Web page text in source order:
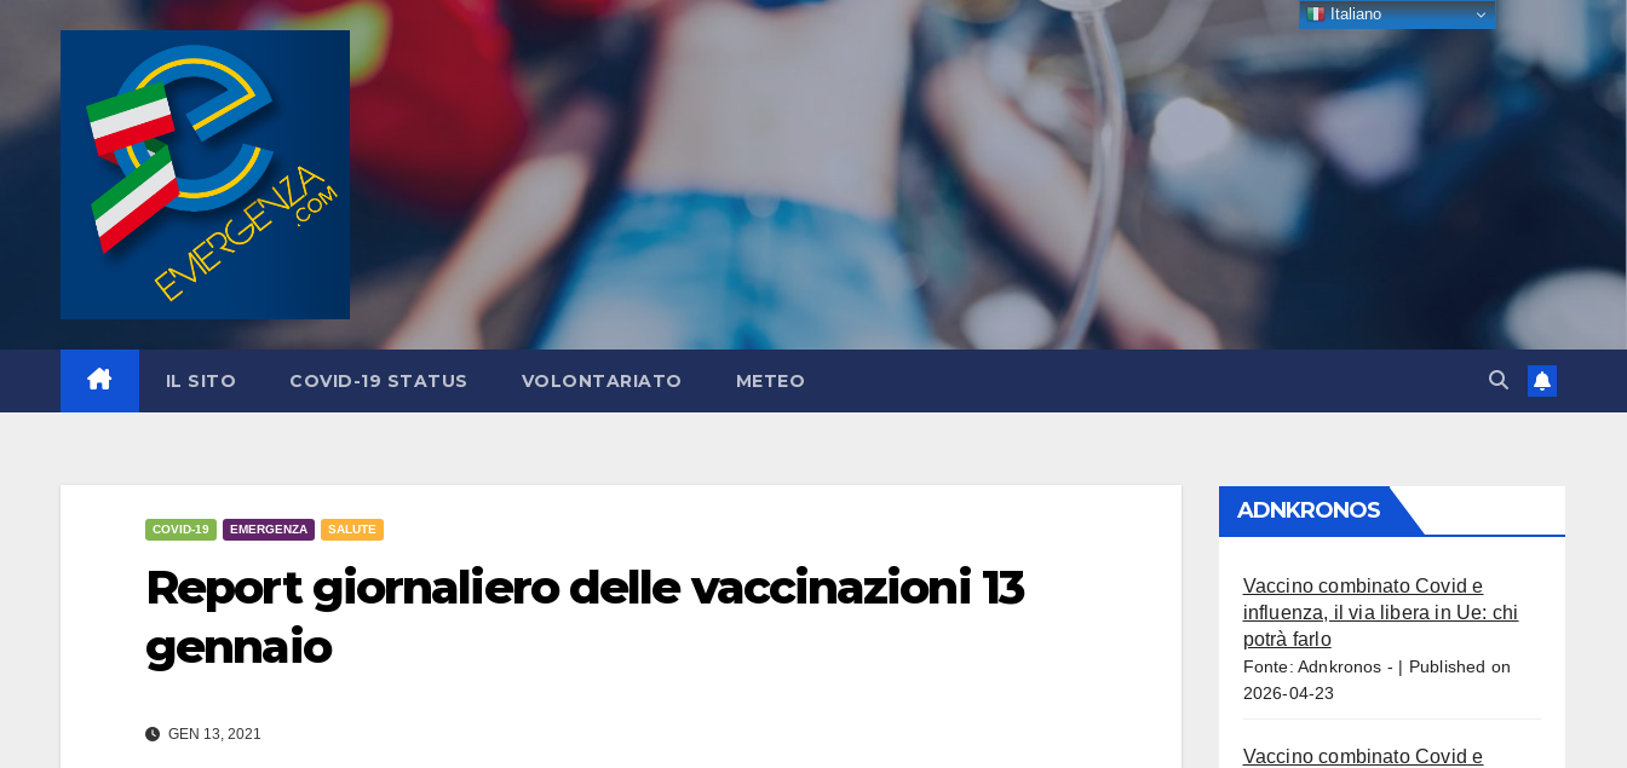
IL SITO COVID-19 STATUS VOLONTARIATO METEO
COVID-19 EMERGENZA SALUTE
Report giornaliero delle vaccinazioni 13
gennaio
GEN 13, 2021
ADNKRONOS
Vaccino combinato Covid e
influenza, il via libera in Ue: chi
potrà farlo
Fonte: Adnkronos -
Published on
2026-04-23
Vaccino combinato Covid e
Italiano